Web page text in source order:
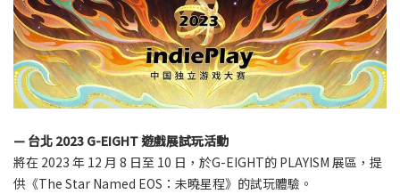
— 台北 2023 G-EIGHT 遊戲展試玩活動
將在 2023 年 12 月 8 日至 10 日，於G-EIGHT的 PLAYISM 展區，提
供《The Star Named EOS：未曉星程》的試玩體驗。